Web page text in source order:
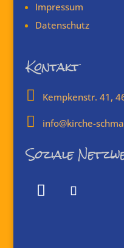
Impressum
Datenschutz
Kontakt
 Kempkenstr. 41,
 info@kirche-
Soziale